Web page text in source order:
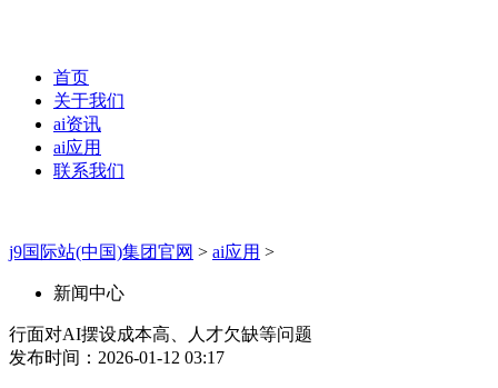
首页
关于我们
ai资讯
ai应用
联系我们
j9国际站(中国)集团官网 > ai应用 >
新闻中心
行面对AI摆设成本高、人才欠缺等问题
发布时间：2026-01-12 03:17